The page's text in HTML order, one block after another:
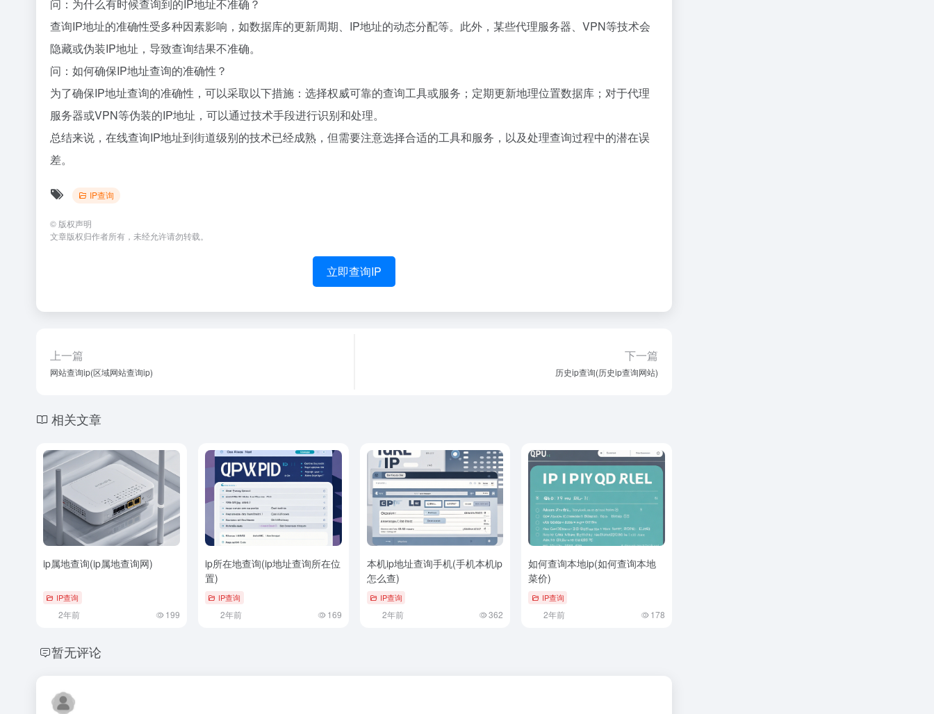
问：为什么有时候查询到的IP地址不准确？
查询IP地址的准确性受多种因素影响，如数据库的更新周期、IP地址的动态分配等。此外，某些代理服务器、VPN等技术会
隐藏或伪装IP地址，导致查询结果不准确。
问：如何确保IP地址查询的准确性？
为了确保IP地址查询的准确性，可以采取以下措施：选择权威可靠的查询工具或服务；定期更新地理位置数据库；对于代理
服务器或VPN等伪装的IP地址，可以通过技术手段进行识别和处理。
总结来说，在线查询IP地址到街道级别的技术已经成熟，但需要注意选择合适的工具和服务，以及处理查询过程中的潜在误
差。
IP查询
© 版权声明
文章版权归作者所有，未经允许请勿转载。
立即查询IP
上一篇
网站查询ip(区域网站查询ip)
下一篇
历史ip查询(历史ip查询网站)
相关文章
ip属地查询(ip属地查询网)
IP查询
2年前 199
ip所在地查询(ip地址查询所在位
置)
IP查询
2年前 169
本机ip地址查询手机(手机本机ip
怎么查)
IP查询
2年前 362
如何查询本地ip(如何查询本地
菜价)
IP查询
2年前 178
暂无评论